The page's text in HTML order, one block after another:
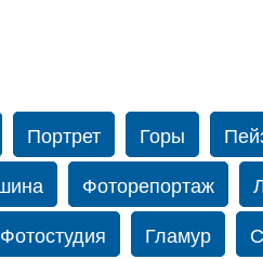
Портрет Горы
Фоторепортаж
Фотостудия Гламур